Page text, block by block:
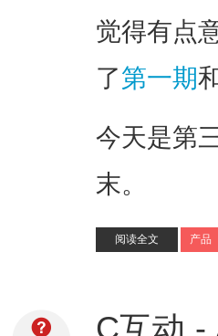
觉得有点
了第一期
今天是第
末。
阅读全文 产品
C互动